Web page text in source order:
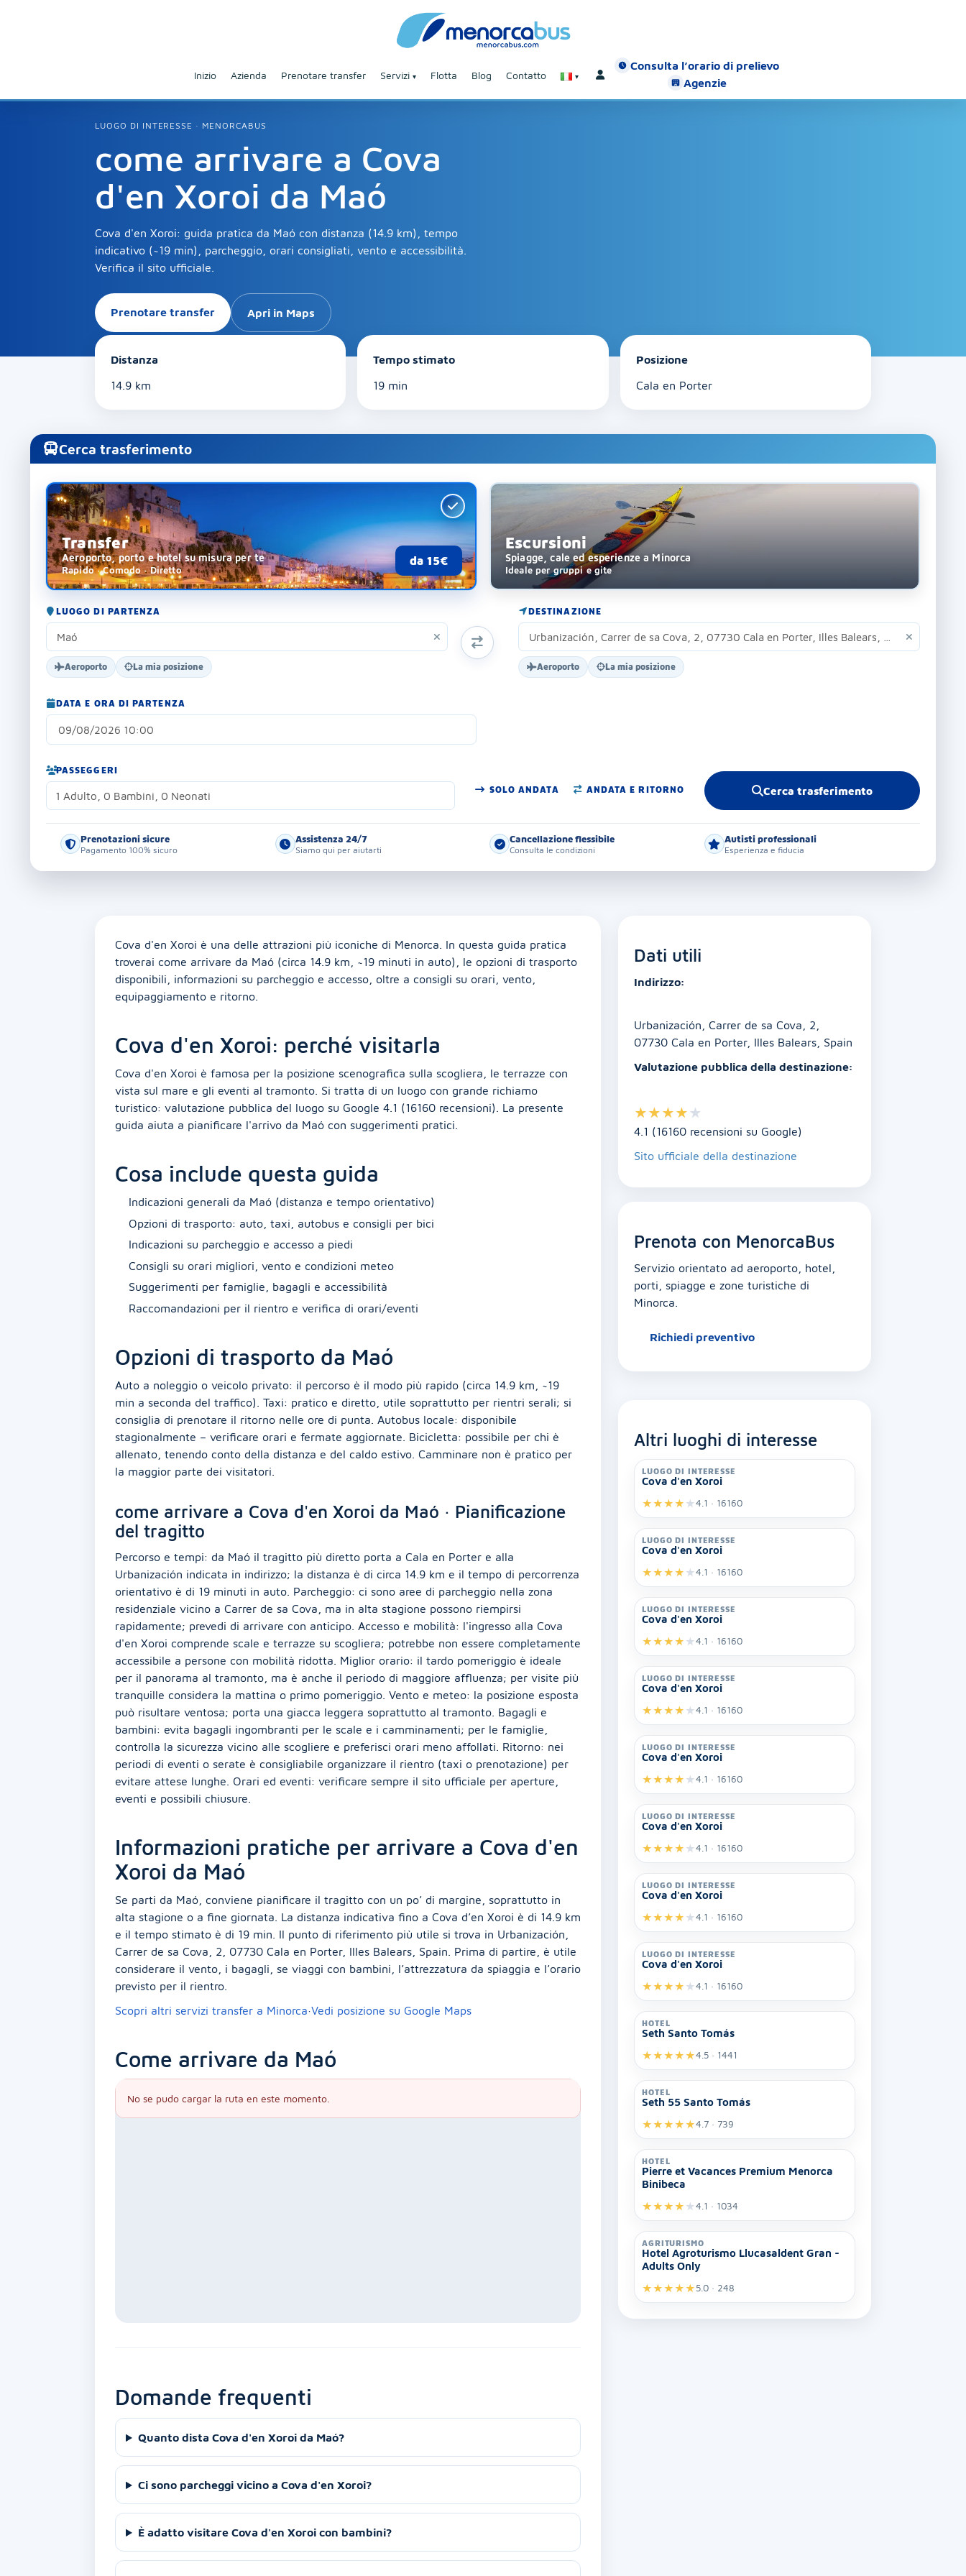
Inizio Azienda Prenotare transfer Servizi Flotta Blog Contatto
Consulta l’orario di prelievo
Agenzie
LUOGO DI INTERESSE · MENORCABUS
come arrivare a Cova
d'en Xoroi da Maó
Cova d'en Xoroi: guida pratica da Maó con distanza (14.9 km), tempo
indicativo (~19 min), parcheggio, orari consigliati, vento e accessibilità.
Verifica il sito ufficiale.
Prenotare transfer Apri in Maps
Distanza
14.9 km
Tempo stimato
19 min
Posizione
Cala en Porter
Cerca trasferimento
Transfer
Aeroporto, porto e hotel su misura per te
Rapido · Comodo · Diretto
da 15€
Escursioni
Spiagge, cale ed esperienze a Minorca
Ideale per gruppi e gite
LUOGO DI PARTENZA
Aeroporto La mia posizione
DESTINAZIONE
Aeroporto La mia posizione
SCAMBIA ORIGINE E DESTINAZIONE
DATA E ORA DI PARTENZA
PASSEGGERI
1 Adulto, 0 Bambini, 0 Neonati SOLO ANDATA ANDATA E RITORNO Cerca trasferimento
Prenotazioni sicure
Pagamento 100% sicuro
Assistenza 24/7
Siamo qui per aiutarti
Cancellazione flessibile
Consulta le condizioni
Autisti professionali
Esperienza e fiducia
Cova d'en Xoroi è una delle attrazioni più iconiche di Menorca. In questa guida pratica
troverai come arrivare da Maó (circa 14.9 km, ~19 minuti in auto), le opzioni di trasporto
disponibili, informazioni su parcheggio e accesso, oltre a consigli su orari, vento,
equipaggiamento e ritorno.
Cova d'en Xoroi: perché visitarla
Cova d'en Xoroi è famosa per la posizione scenografica sulla scogliera, le terrazze con
vista sul mare e gli eventi al tramonto. Si tratta di un luogo con grande richiamo
turistico: valutazione pubblica del luogo su Google 4.1 (16160 recensioni). La presente
guida aiuta a pianificare l'arrivo da Maó con suggerimenti pratici.
Cosa include questa guida
Indicazioni generali da Maó (distanza e tempo orientativo)
Opzioni di trasporto: auto, taxi, autobus e consigli per bici
Indicazioni su parcheggio e accesso a piedi
Consigli su orari migliori, vento e condizioni meteo
Suggerimenti per famiglie, bagagli e accessibilità
Raccomandazioni per il rientro e verifica di orari/eventi
Opzioni di trasporto da Maó
Auto a noleggio o veicolo privato: il percorso è il modo più rapido (circa 14.9 km, ~19
min a seconda del traffico). Taxi: pratico e diretto, utile soprattutto per rientri serali; si
consiglia di prenotare il ritorno nelle ore di punta. Autobus locale: disponibile
stagionalmente – verificare orari e fermate aggiornate. Bicicletta: possibile per chi è
allenato, tenendo conto della distanza e del caldo estivo. Camminare non è pratico per
la maggior parte dei visitatori.
come arrivare a Cova d'en Xoroi da Maó · Pianificazione
del tragitto
Percorso e tempi: da Maó il tragitto più diretto porta a Cala en Porter e alla
Urbanización indicata in indirizzo; la distanza è di circa 14.9 km e il tempo di percorrenza
orientativo è di 19 minuti in auto. Parcheggio: ci sono aree di parcheggio nella zona
residenziale vicino a Carrer de sa Cova, ma in alta stagione possono riempirsi
rapidamente; prevedi di arrivare con anticipo. Accesso e mobilità: l'ingresso alla Cova
d'en Xoroi comprende scale e terrazze su scogliera; potrebbe non essere completamente
accessibile a persone con mobilità ridotta. Miglior orario: il tardo pomeriggio è ideale
per il panorama al tramonto, ma è anche il periodo di maggiore affluenza; per visite più
tranquille considera la mattina o primo pomeriggio. Vento e meteo: la posizione esposta
può risultare ventosa; porta una giacca leggera soprattutto al tramonto. Bagagli e
bambini: evita bagagli ingombranti per le scale e i camminamenti; per le famiglie,
controlla la sicurezza vicino alle scogliere e preferisci orari meno affollati. Ritorno: nei
periodi di eventi o serate è consigliabile organizzare il rientro (taxi o prenotazione) per
evitare attese lunghe. Orari ed eventi: verificare sempre il sito ufficiale per aperture,
eventi e possibili chiusure.
Informazioni pratiche per arrivare a Cova d'en
Xoroi da Maó
Se parti da Maó, conviene pianificare il tragitto con un po’ di margine, soprattutto in
alta stagione o a fine giornata. La distanza indicativa fino a Cova d’en Xoroi è di 14.9 km
e il tempo stimato è di 19 min. Il punto di riferimento più utile si trova in Urbanización,
Carrer de sa Cova, 2, 07730 Cala en Porter, Illes Balears, Spain. Prima di partire, è utile
considerare il vento, i bagagli, se viaggi con bambini, l’attrezzatura da spiaggia e l’orario
previsto per il rientro.
Scopri altri servizi transfer a Minorca·Vedi posizione su Google Maps
Come arrivare da Maó
No se pudo cargar la ruta en este momento.
Domande frequenti
Quanto dista Cova d'en Xoroi da Maó?
Ci sono parcheggi vicino a Cova d'en Xoroi?
È adatto visitare Cova d'en Xoroi con bambini?
Dati utili
Indirizzo:
Urbanización, Carrer de sa Cova, 2,
07730 Cala en Porter, Illes Balears, Spain
Valutazione pubblica della destinazione:
★★★★ ★
4.1 (16160 recensioni su Google)
Sito ufficiale della destinazione
Prenota con MenorcaBus
Servizio orientato ad aeroporto, hotel,
porti, spiagge e zone turistiche di
Minorca.
Richiedi preventivo
Altri luoghi di interesse
LUOGO DI INTERESSE
Cova d'en Xoroi
★★★★ ★4.1 · 16160
LUOGO DI INTERESSE
Cova d'en Xoroi
★★★★ ★4.1 · 16160
LUOGO DI INTERESSE
Cova d'en Xoroi
★★★★ ★4.1 · 16160
LUOGO DI INTERESSE
Cova d'en Xoroi
★★★★ ★4.1 · 16160
LUOGO DI INTERESSE
Cova d'en Xoroi
★★★★ ★4.1 · 16160
LUOGO DI INTERESSE
Cova d'en Xoroi
★★★★ ★4.1 · 16160
LUOGO DI INTERESSE
Cova d'en Xoroi
★★★★ ★4.1 · 16160
LUOGO DI INTERESSE
Cova d'en Xoroi
★★★★ ★4.1 · 16160
HOTEL
Seth Santo Tomás
★★★★★4.5 · 1441
HOTEL
Seth 55 Santo Tomás
★★★★★4.7 · 739
HOTEL
Pierre et Vacances Premium Menorca
Binibeca
★★★★ ★4.1 · 1034
AGRITURISMO
Hotel Agroturismo Llucasaldent Gran -
Adults Only
★★★★★5.0 · 248